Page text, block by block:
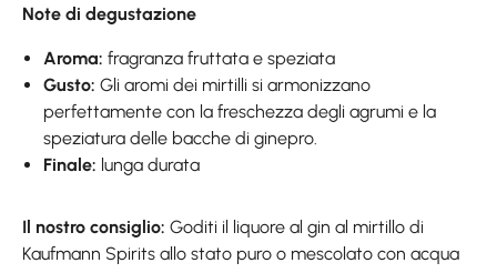
Note di degustazione
Aroma:fragranza fruttata e speziata
Gusto: Gli aromi dei mirtilli si armonizzano
perfettamente con la freschezza degli agrumi e la
speziatura delle bacche di ginepro.
Finale: lunga durata
Il nostro consiglio: Goditi il liquore al gin al mirtillo di
Kaufmann Spirits allo stato puro o mescolato con acqua